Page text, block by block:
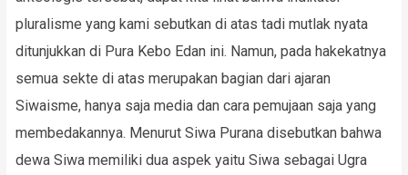
pluralisme yang kami sebutkan di atas tadi mutlak nyata
ditunjukkan di Pura Kebo Edan ini. Namun, pada hakekatnya
semua sekte di atas merupakan bagian dari ajaran
Siwaisme, hanya saja media dan cara pemujaan saja yang
membedakannya. Menurut Siwa Purana disebutkan bahwa
dewa Siwa memiliki dua aspek yaitu Siwa sebagai Ugra